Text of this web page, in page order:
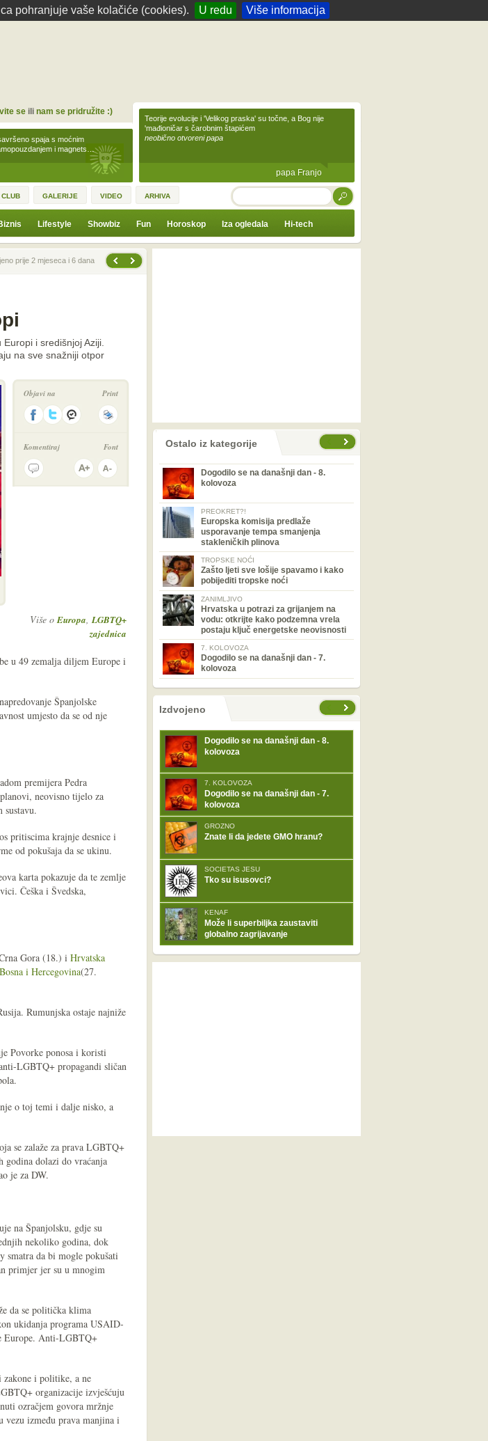
pohranjuje vaše kolačiće (cookies). U redu Više informacija
spaja s moćnim
i magnets…
seili nam se pridružite :)
Teorije evolucije i 'Velikog praska' su točne, a Bog nije
'mađioničar s čarobnim štapićem
neobično otvoreni papa
papa Franjo
CLUB GALERIJE VIDEO ARHIVA TRAŽI
Lifestyle Showbiz Fun Horoskop Iza ogledala Hi-tech
prije 2 mjeseca i 6 dana
i središnjoj Aziji.
na sve snažniji otpor
Objavi na Print
Komentiraj Font
Više oEuropa,LGBTQ+
zajednica
u 49 zemalja diljem Europe i
Španjolske
umjesto da se od nje
premijera Pedra
neovisno tijelo za
sustavu.
pritiscima krajnje desnice i
od pokušaja da se ukinu.
karta pokazuje da te zemlje
Češka i Švedska,
Gora (18.) i Hrvatska
Bosna i Hercegovina(27.
Rumunjska ostaje najniže
Povorke ponosa i koristi
LGBTQ+ propagandi sličan
o toj temi i dalje nisko, a
se zalaže za prava LGBTQ+
godina dolazi do vraćanja
je za DW.
na Španjolsku, gdje su
nekoliko godina, dok
smatra da bi mogle pokušati
primjer jer su u mnogim
da se politička klima
ukidanja programa USAID-
Europe. Anti-LGBTQ+
zakone i politike, a ne
organizacije izvješćuju
ozračjem govora mržnje
između prava manjina i
Ostalo iz kategorije
Dogodilo se na današnji dan - 8.
kolovoza
PREOKRET?!
Europska komisija predlaže
usporavanje tempa smanjenja
stakleničkih plinova
TROPSKE NOĆI
Zašto ljeti sve lošije spavamo i kako
pobijediti tropske noći
ZANIMLJIVO
Hrvatska u potrazi za grijanjem na
vodu: otkrijte kako podzemna vrela
postaju ključ energetske neovisnosti
7. KOLOVOZA
Dogodilo se na današnji dan - 7.
kolovoza
nema prethodne stranice
sljedećeIzdvojeno
Dogodilo se na današnji dan - 8.
kolovoza
7. KOLOVOZA
Dogodilo se na današnji dan - 7.
kolovoza
GROZNO
Znate li da jedete GMO hranu?
SOCIETAS JESU
Tko su isusovci?
KENAF
Može li superbiljka zaustaviti
globalno zagrijavanje